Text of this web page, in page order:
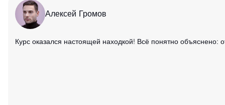
Алексей Громов
Курс оказался настоящей находкой! Всё понятно